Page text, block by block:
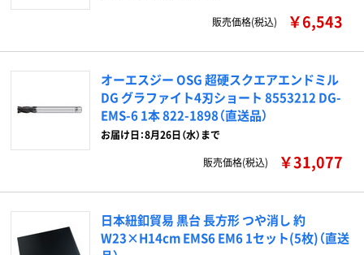
販売価格(税込)
￥6,543
オーエスジー OSG 超硬スクエアエンドミル
DG グラファイト4刃ショート 8553212 DG-
EMS-6 1本 822-1898（直送品）
お届け日：8月26日（水）まで
販売価格(税込)
￥31,077
日本紐釦貿易 黒台 長方形 つや消し 約
W23×H14cm EMS6 EM6 1セット(5枚)（直送